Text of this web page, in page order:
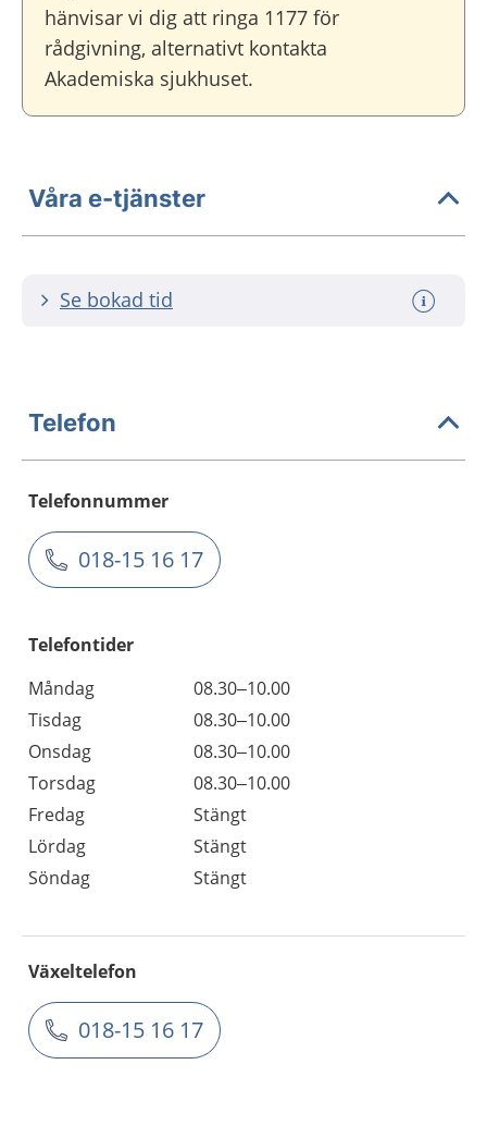
hänvisar vi dig att ringa 1177 för
rådgivning, alternativt kontakta
Akademiska sjukhuset.
Våra e-tjänster
Se bokad tid
Telefon
Telefonnummer
018-15 16 17
Telefontider
Måndag
08.30–10.00
Tisdag
08.30–10.00
Onsdag
08.30–10.00
Torsdag
08.30–10.00
Fredag
Stängt
Lördag
Stängt
Söndag
Stängt
Växeltelefon
018-15 16 17